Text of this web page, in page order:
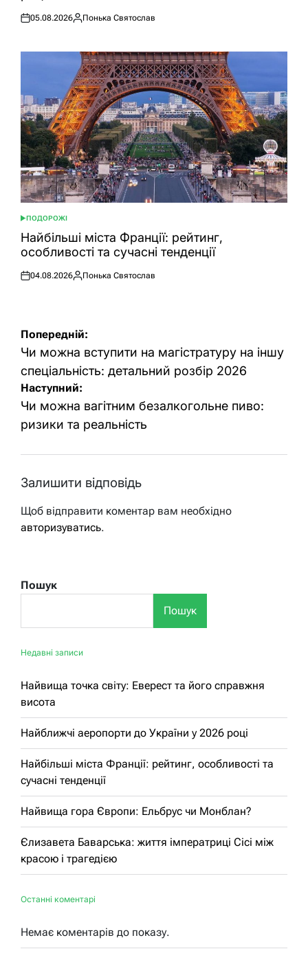
Оприлюднено
05.08.2026
Опубліковано
Понька Святослав
ОПУБЛІКУВАТИ
У
ПОДОРОЖІ
Найбільші міста Франції: рейтинг,
особливості та сучасні тенденції
Оприлюднено
04.08.2026
Опубліковано
Понька Святослав
Навігація
записів
Попередній:
Чи можна вступити на магістратуру на іншу
спеціальність: детальний розбір 2026
Наступний:
Чи можна вагітним безалкогольне пиво:
ризики та реальність
Залишити відповідь
Щоб відправити коментар вам необхідно
авторизуватись.
Пошук
Пошук
Недавні записи
Найвища точка світу: Еверест та його справжня
висота
Найближчі аеропорти до України у 2026 році
Найбільші міста Франції: рейтинг, особливості та
сучасні тенденції
Найвища гора Європи: Ельбрус чи Монблан?
Єлизавета Баварська: життя імператриці Сісі між
красою і трагедією
Останні коментарі
Немає коментарів до показу.